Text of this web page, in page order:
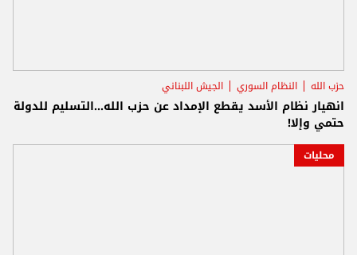
حزب الله النظام السوري الجيش اللبناني
انهيار نظام الأسد يقطع الإمداد عن حزب الله...التسليم للدولة
حتمي وإلا!
محليات